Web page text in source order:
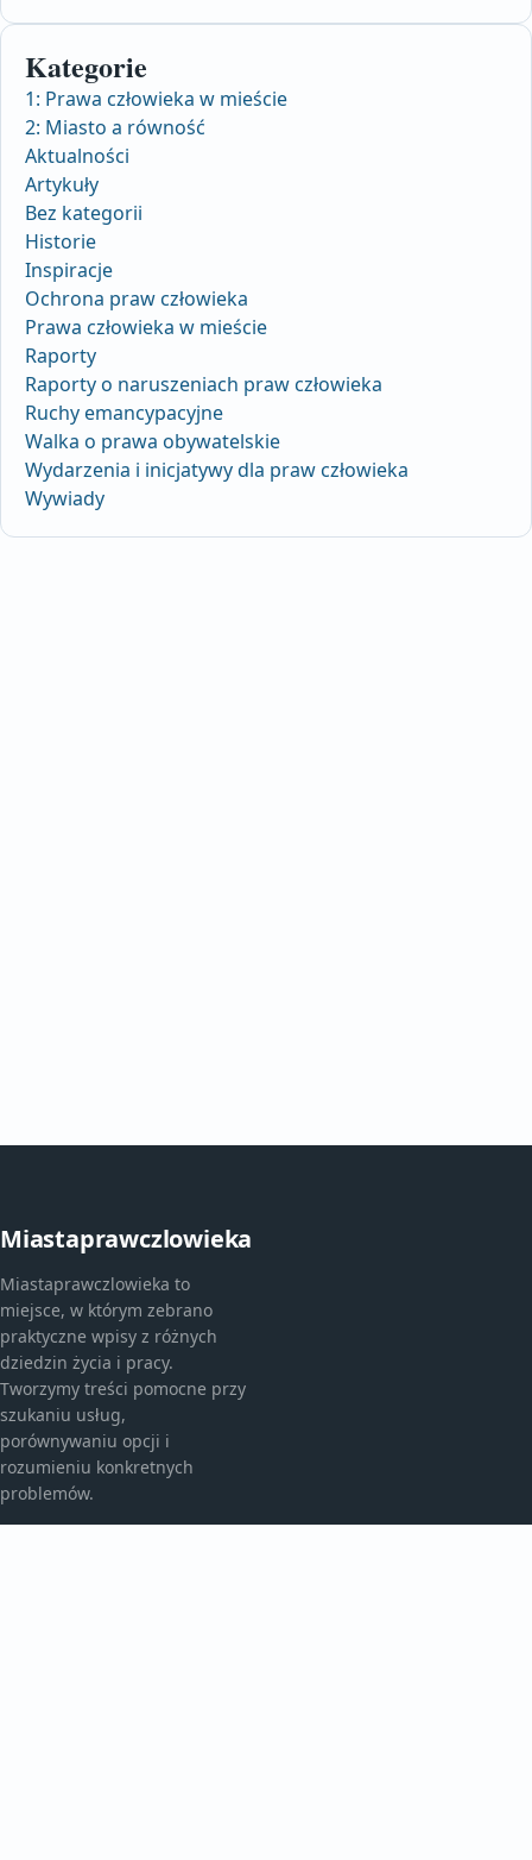
Kategorie
1: Prawa człowieka w mieście
2: Miasto a równość
Aktualności
Artykuły
Bez kategorii
Historie
Inspiracje
Ochrona praw człowieka
Prawa człowieka w mieście
Raporty
Raporty o naruszeniach praw człowieka
Ruchy emancypacyjne
Walka o prawa obywatelskie
Wydarzenia i inicjatywy dla praw człowieka
Wywiady
Miastaprawczlowieka
Miastaprawczlowieka to
miejsce, w którym zebrano
praktyczne wpisy z różnych
dziedzin życia i pracy.
Tworzymy treści pomocne przy
szukaniu usług,
porównywaniu opcji i
rozumieniu konkretnych
problemów.